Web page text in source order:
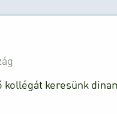
kollégát keresünk